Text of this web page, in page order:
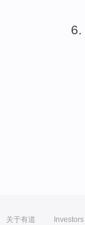
关于有道 Investors